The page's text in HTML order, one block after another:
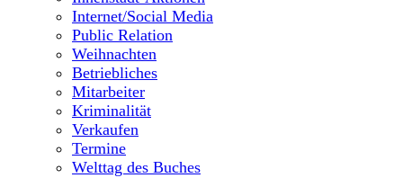
Internet/Social Media
Public Relation
Weihnachten
Betriebliches
Mitarbeiter
Kriminalität
Verkaufen
Termine
Welttag des Buches